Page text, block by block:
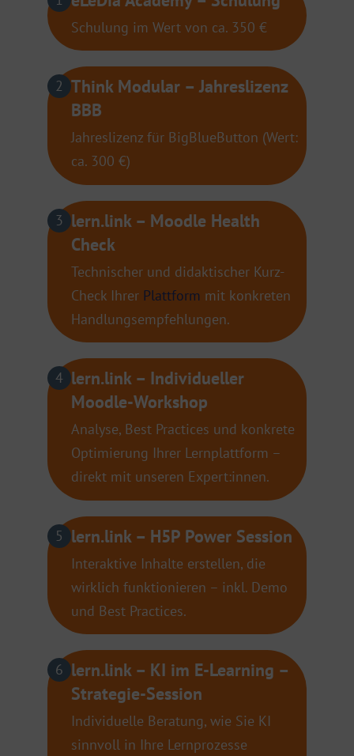
Schulung im Wert von ca. 350 €
2 Think Modular – Jahreslizenz
BBB
Jahreslizenz für BigBlueButton (Wert:
ca. 300 €)
3 lern.link – Moodle Health
Check
Technischer und didaktischer Kurz-
Check Ihrer Plattform mit konkreten
Handlungsempfehlungen.
4 lern.link – Individueller
Moodle-Workshop
Analyse, Best Practices und konkrete
Optimierung Ihrer Lernplattform –
direkt mit unseren Expert:innen.
5 lern.link – H5P Power Session
Interaktive Inhalte erstellen, die
wirklich funktionieren – inkl. Demo
und Best Practices.
6 lern.link – KI im E-Learning –
Strategie-Session
Individuelle Beratung, wie Sie KI
sinnvoll in Ihre Lernprozesse